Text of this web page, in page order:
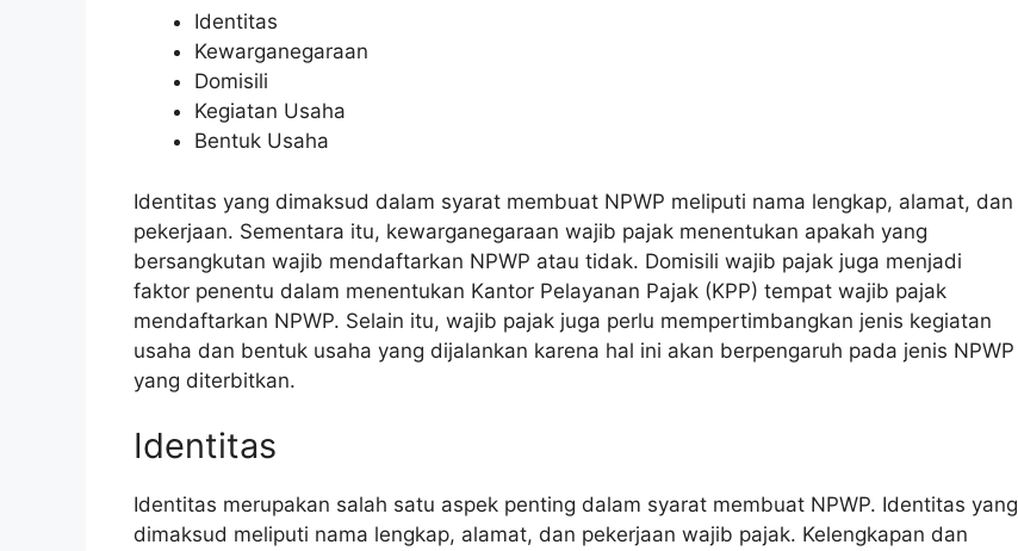
Identitas
Kewarganegaraan
Domisili
Kegiatan Usaha
Bentuk Usaha
Identitas yang dimaksud dalam syarat membuat NPWP meliputi nama lengkap, alamat, dan
pekerjaan. Sementara itu, kewarganegaraan wajib pajak menentukan apakah yang
bersangkutan wajib mendaftarkan NPWP atau tidak. Domisili wajib pajak juga menjadi
faktor penentu dalam menentukan Kantor Pelayanan Pajak (KPP) tempat wajib pajak
mendaftarkan NPWP. Selain itu, wajib pajak juga perlu mempertimbangkan jenis kegiatan
usaha dan bentuk usaha yang dijalankan karena hal ini akan berpengaruh pada jenis NPWP
yang diterbitkan.
Identitas
Identitas merupakan salah satu aspek penting dalam syarat membuat NPWP. Identitas yang
dimaksud meliputi nama lengkap, alamat, dan pekerjaan wajib pajak. Kelengkapan dan